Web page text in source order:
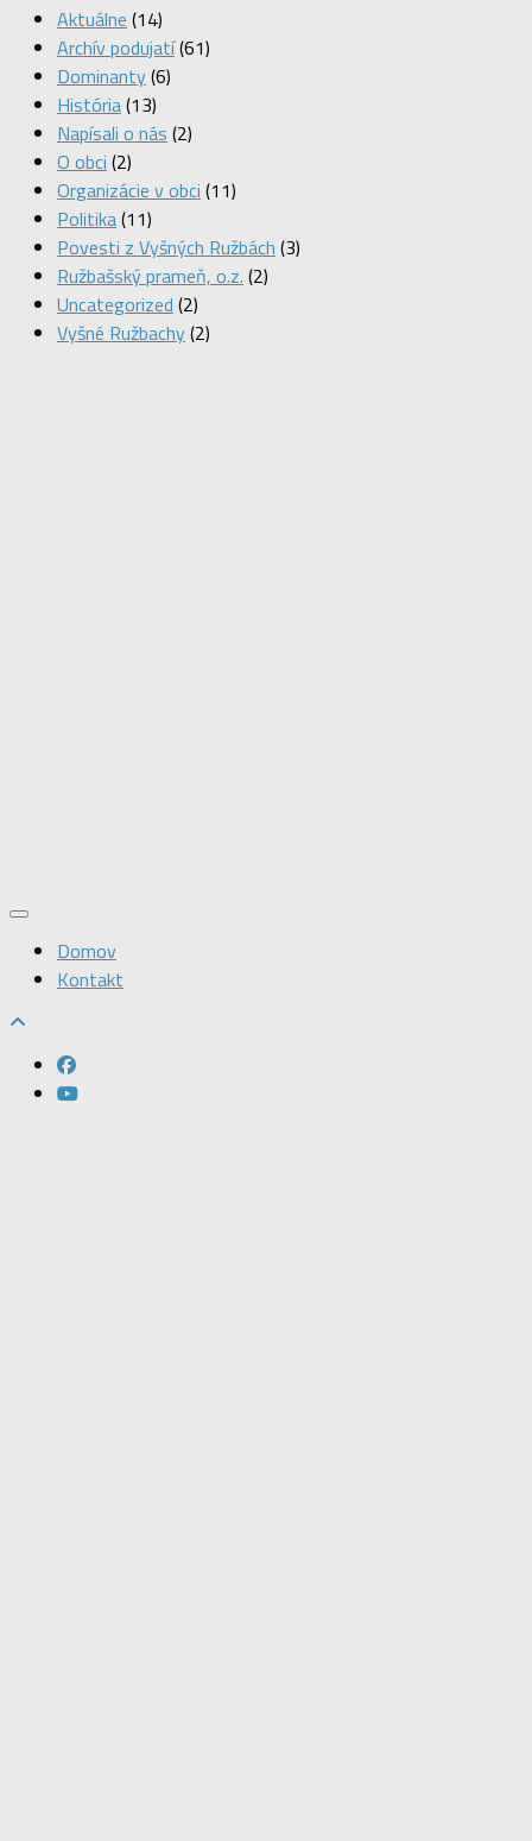
Aktuálne (14)
Archív podujatí(61)
Dominanty(6)
História(13)
Napísali o nás (2)
O obci (2)
Organizácie v obci (11)
Politika(11)
Povesti z Vyšných Ružbách (3)
Ružbašský prameň, o.z. (2)
Uncategorized (2)
Vyšné Ružbachy(2)
Domov
Kontakt